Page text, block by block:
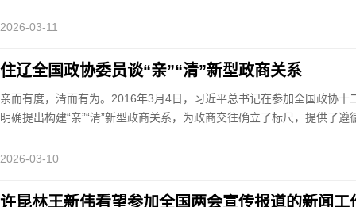
2026-03-11
住辽全国政协委员谈“亲”“清”新型政商关系
亲而有度，清而有为。2016年3月4日，习近平总书记在参加全国政协
明确提出构建“亲”“清”新型政商关系，为政商交往确立了标尺，提供了遵
2026-03-10
许昆林王新伟看望参加全国两会宣传报道的新闻工